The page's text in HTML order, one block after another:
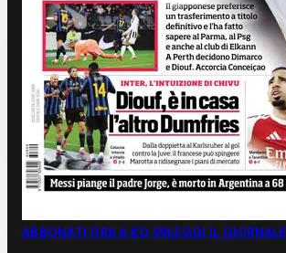
ABBONATI ORA A €0,99LEGGI IL GIORNALE